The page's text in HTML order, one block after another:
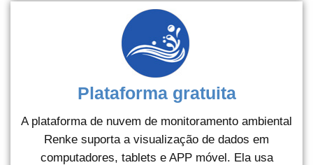
Plataforma gratuita
A plataforma de nuvem de monitoramento ambiental
Renke suporta a visualização de dados em
computadores, tablets e APP móvel. Ela usa